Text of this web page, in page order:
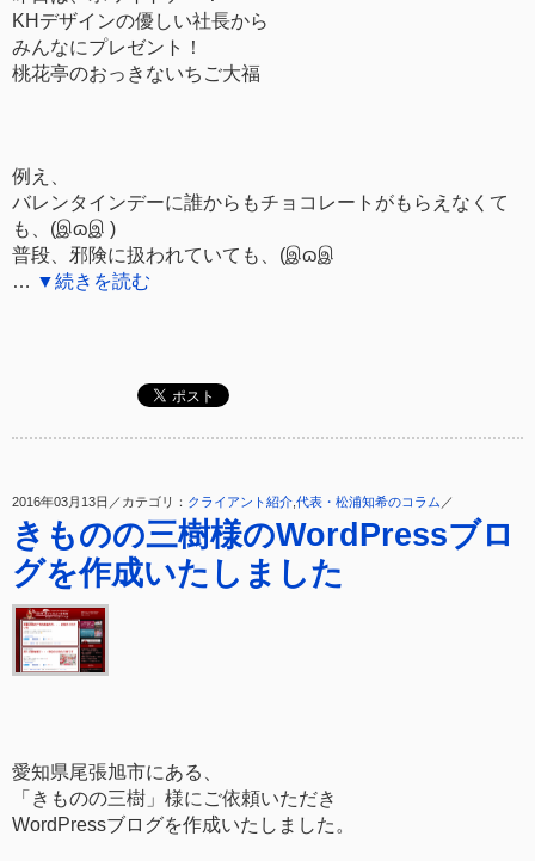
KHデザインの優しい社長から
みんなにプレゼント！
桃花亭のおっきないちご大福
例え、
バレンタインデーに誰からもチョコレートがもらえなくて
も、(இɷஇ )
普段、邪険に扱われていても、(இɷஇ
… ▼続きを読む
2016年03月13日／カテゴリ： クライアント紹介 代表・松浦知希のコラム ／
きものの三樹様のWordPressブロ
グを作成いたしました
愛知県尾張旭市にある、
「きものの三樹」様にご依頼いただき
WordPressブログを作成いたしました。